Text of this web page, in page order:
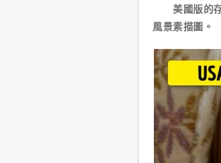
美國版的存
風景素描圖。